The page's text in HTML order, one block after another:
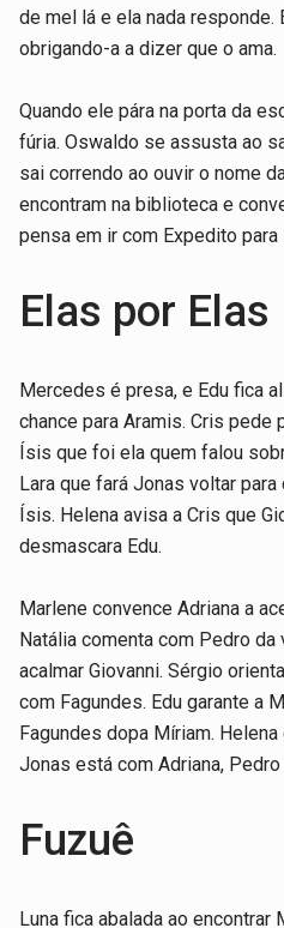
de mel lá e ela nada responde.
obrigando-a a dizer que o ama.
Quando ele pára na porta da
fúria. Oswaldo se assusta ao
sai correndo ao ouvir o nome
encontram na biblioteca e
pensa em ir com Expedito para
Elas por Elas
Mercedes é presa, e Edu fica
chance para Aramis. Cris pede
Ísis que foi ela quem falou
Lara que fará Jonas voltar
Ísis. Helena avisa a Cris que
desmascara Edu.
Marlene convence Adriana a
Natália comenta com Pedro
acalmar Giovanni. Sérgio
com Fagundes. Edu garante a
Fagundes dopa Míriam.
Jonas está com Adriana, Pedro
Fuzuê
Luna fica abalada ao encontrar